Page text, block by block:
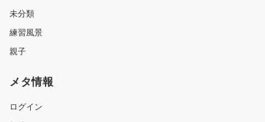
未分類
練習風景
親子
メタ情報
ログイン